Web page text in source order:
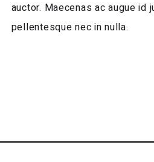
auctor. Maecenas ac augue id
pellentesque nec in nulla.